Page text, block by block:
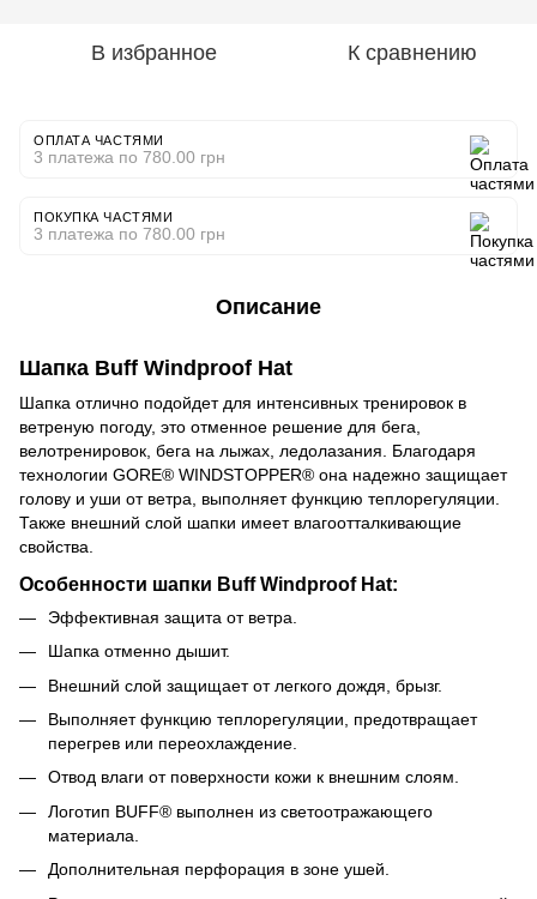
В избранное К сравнению
ОПЛАТА ЧАСТЯМИ
3 платежа по 780.00 грн
ПОКУПКА ЧАСТЯМИ
3 платежа по 780.00 грн
Описание
Шапка Buff Windproof Hat
Шапка отлично подойдет для интенсивных тренировок в
ветреную погоду, это отменное решение для бега,
велотренировок, бега на лыжах, ледолазания. Благодаря
технологии GORE® WINDSTOPPER® она надежно защищает
голову и уши от ветра, выполняет функцию теплорегуляции.
Также внешний слой шапки имеет влагоотталкивающие
свойства.
Особенности шапки Buff Windproof Hat:
Эффективная защита от ветра.
Шапка отменно дышит.
Внешний слой защищает от легкого дождя, брызг.
Выполняет функцию теплорегуляции, предотвращает
перегрев или переохлаждение.
Отвод влаги от поверхности кожи к внешним слоям.
Логотип BUFF® выполнен из светоотражающего
материала.
Дополнительная перфорация в зоне ушей.